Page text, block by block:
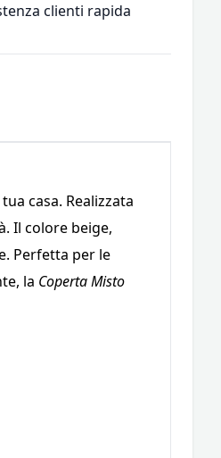
clienti rapida
casa. Realizzata
Il colore beige,
Perfetta per le
la Coperta Misto